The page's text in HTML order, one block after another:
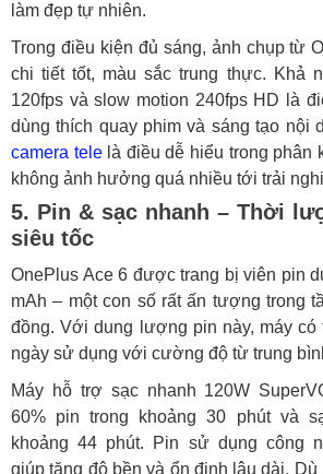
làm đẹp tự nhiên.
Trong điều kiện đủ sáng, ảnh chụp từ
chi tiết tốt, màu sắc trung thực. Khả
120fps và slow motion 240fps HD là
dùng thích quay phim và sáng tạo nội
camera telelà điều dễ hiểu trong phân
không ảnh hưởng quá nhiều tới trải
5. Pin & sạc nhanh – Thời
siêu tốc
OnePlus Ace 6 được trang bị viên pin
mAh – một con số rất ấn tượng trong
đồng. Với dung lượng pin này, máy có
ngày sử dụng với cường độ từ trung
Máy hỗ trợ sạc nhanh 120W
60% pin trong khoảng 30 phút và
khoảng 44 phút. Pin sử dụng công
giúp tăng độ bền và ổn định lâu dài. Dù